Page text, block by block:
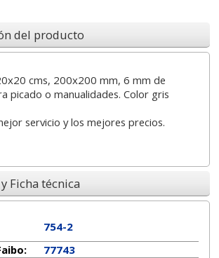
del producto
cms, 200x200 mm, 6 mm de
picado o manualidades. Color gris
servicio y los mejores precios.
Ficha técnica
754-2
77743